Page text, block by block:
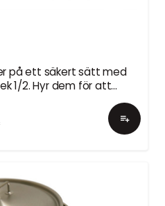
på ett säkert sätt med
1/2. Hyr dem för att